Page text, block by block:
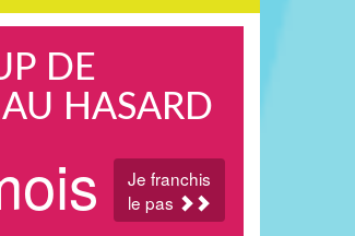
DE
HASARD
Je franchis
le pas